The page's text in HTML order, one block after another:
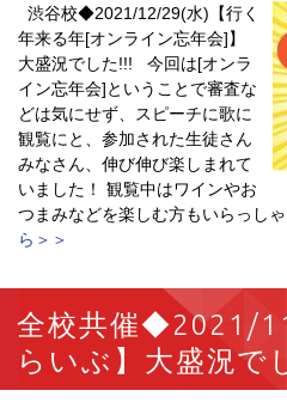
渋谷校◆2021/12/29(水)【行く
年来る年[オンライン忘年会]】
大盛況でした!!! 今回は[オンラ
イン忘年会]ということで審査な
どは気にせず、スピーチに歌に
観覧にと、参加された生徒さん
みなさん、伸び伸び楽しまれて
いました！ 観覧中はワインやお
つまみなどを楽しむ方もいらっし
ら＞＞
全校共催◆2021/
らいぶ】大盛況で